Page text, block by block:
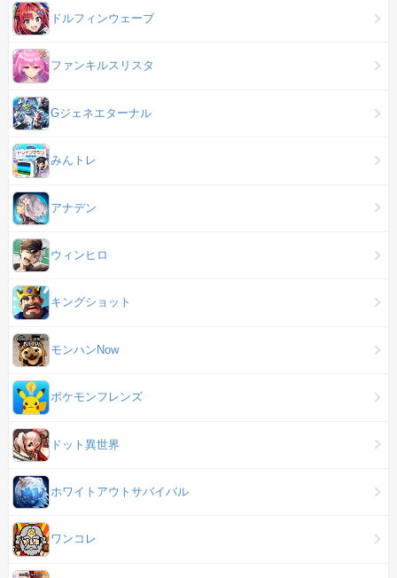
ドルフィンウェーブ
ファンキルスリスタ
Gジェネエターナル
みんトレ
アナデン
ウィンヒロ
キングショット
モンハンNow
ポケモンフレンズ
ドット異世界
ホワイトアウトサバイバル
ワンコレ